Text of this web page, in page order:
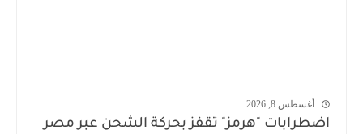
أغسطس 8, 2026
اضطرابات "هرمز" تقفز بحركة الشحن عبر مصر